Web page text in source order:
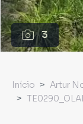
3
Início Artur